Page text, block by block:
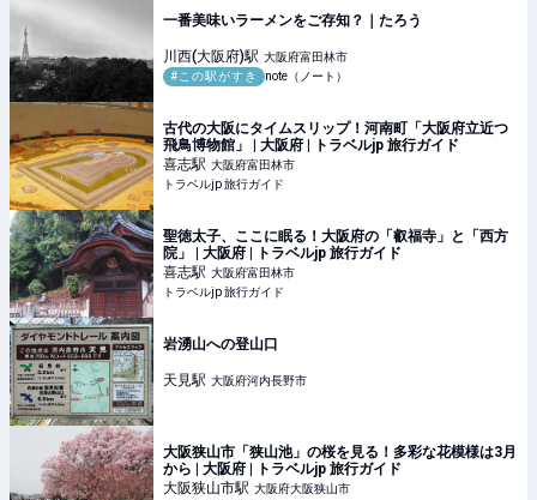
一番美味いラーメンをご存知？｜たろう
川西(大阪府)駅 大阪府富田林市
#この駅がすき
note（ノート）
古代の大阪にタイムスリップ！河南町「大阪府立近つ
飛鳥博物館」 | 大阪府 | トラベルjp 旅行ガイド
喜志駅 大阪府富田林市
トラベルjp 旅行ガイド
聖徳太子、ここに眠る！大阪府の「叡福寺」と「西方
院」 | 大阪府 | トラベルjp 旅行ガイド
喜志駅 大阪府富田林市
トラベルjp 旅行ガイド
岩湧山への登山口
天見駅 大阪府河内長野市
大阪狭山市「狭山池」の桜を見る！多彩な花模様は3月
から | 大阪府 | トラベルjp 旅行ガイド
大阪狭山市駅 大阪府大阪狭山市